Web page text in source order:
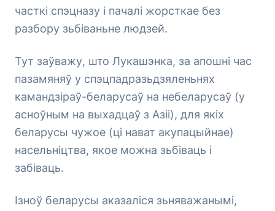
часткі спэцназу і пачалі жорсткае без
разбору зьбіваньне людзей.
Тут заўважу, што Лукашэнка, за апошні час
пазамяняў у спэцпадразьдзяленьнях
камандзіраў-беларусаў на небеларусаў (у
асноўным на выхадцаў з Азіі), для якіх
беларусы чужое (ці нават акупацыйнае)
насельніцтва, якое можна зьбіваць і
забіваць.
Ізноў беларусы аказаліся зьняважанымі,